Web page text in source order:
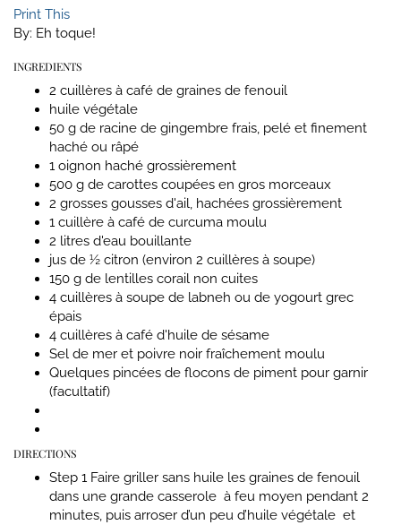
Print This
By: Eh toque!
INGREDIENTS
2 cuillères à café de graines de fenouil
huile végétale
50 g de racine de gingembre frais, pelé et finement
haché ou râpé
1 oignon haché grossièrement
500 g de carottes coupées en gros morceaux
2 grosses gousses d'ail, hachées grossièrement
1 cuillère à café de curcuma moulu
2 litres d'eau bouillante
jus de ½ citron (environ 2 cuillères à soupe)
150 g de lentilles corail non cuites
4 cuillères à soupe de labneh ou de yogourt grec
épais
4 cuillères à café d'huile de sésame
Sel de mer et poivre noir fraîchement moulu
Quelques pincées de flocons de piment pour garnir
(facultatif)
DIRECTIONS
Step 1 Faire griller sans huile les graines de fenouil
dans une grande casserole à feu moyen pendant 2
minutes, puis arroser d’un peu d’huile végétale et